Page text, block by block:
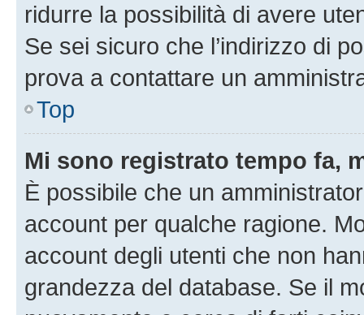
ridurre la possibilità di avere
Se sei sicuro che l’indirizzo di
prova a contattare un
Top
Mi sono registrato tempo fa,
È possibile che un
account per qualche ragione.
account degli utenti che non
grandezza del database. Se il